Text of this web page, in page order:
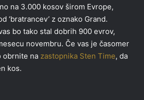
na 3.000 kosov širom Evrope,
‘bratrancev’ z oznako Grand.
bo tako stal dobrih 900 evrov,
novembru. Če vas je časomer
obrnite na zastopnika Sten Time, da
kos.